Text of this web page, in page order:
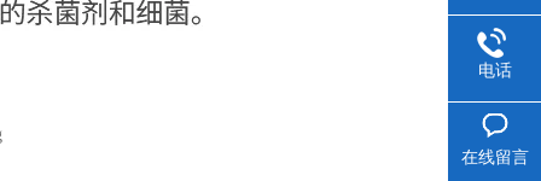
电话
在线留言